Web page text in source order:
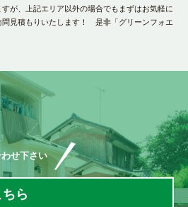
が、上記エリア以外の場合でもまずはお気軽に
問見積もりいたします！ 是非「グリーンフォエ
せ下さい
ら